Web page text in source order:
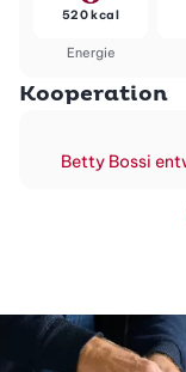
Energie
520 kcal
Kooperation
Betty Bossi